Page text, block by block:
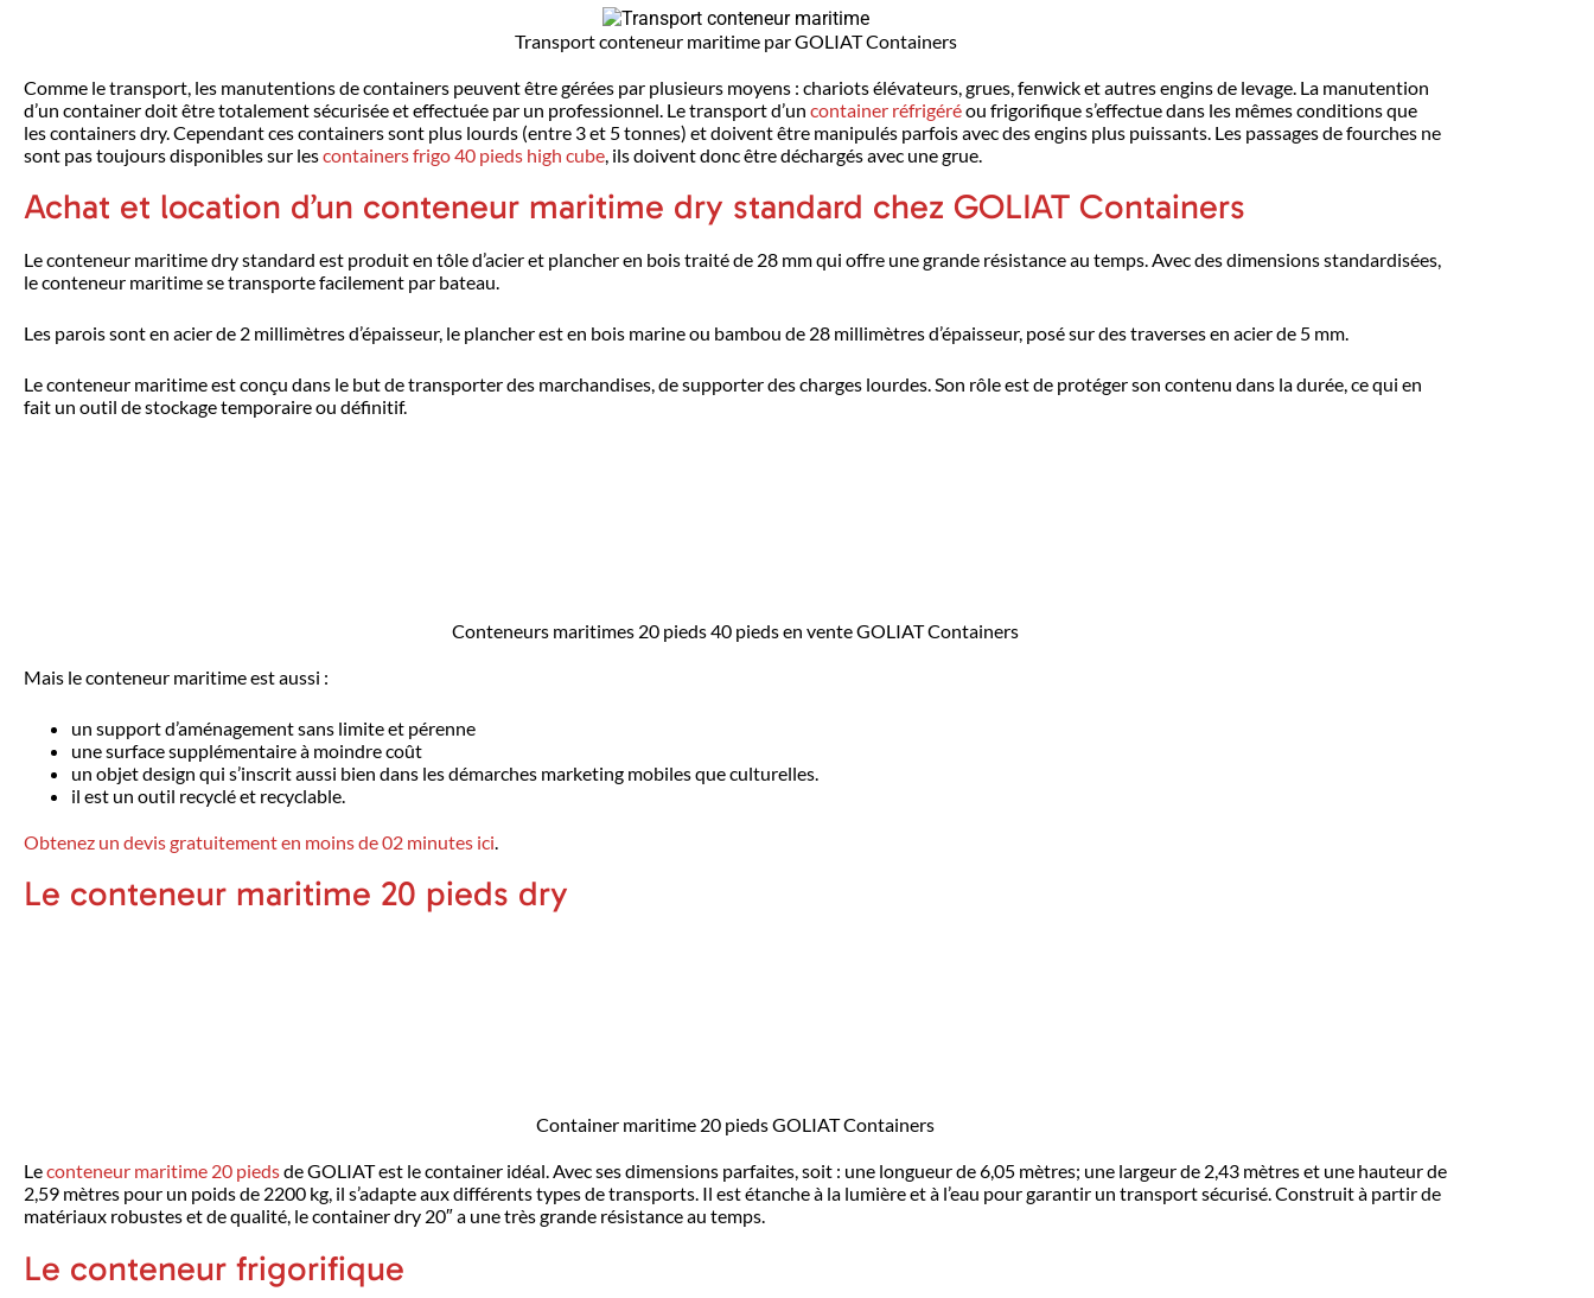
Transport conteneur maritime par GOLIAT Containers
Comme le transport, les manutentions de containers peuvent être gérées par plusieurs moyens : chariots élévateurs, grues, fenwick et autres engins de levage. La manutention
d’un container doit être totalement sécurisée et effectuée par un professionnel. Le transport d’un container réfrigéréou frigorifique s’effectue dans les mêmes conditions que
les containers dry. Cependant ces containers sont plus lourds (entre 3 et 5 tonnes) et doivent être manipulés parfois avec des engins plus puissants. Les passages de fourches ne
sont pas toujours disponibles sur lescontainers frigo 40 pieds high cube, ils doivent donc être déchargés avec une grue.
Achat et location d’un conteneur maritime dry standard chez GOLIAT Containers
Le conteneur maritime dry standard est produit en tôle d’acier et plancher en bois traité de 28 mm qui offre une grande résistance au temps. Avec des dimensions standardisées,
le conteneur maritime se transporte facilement par bateau.
Les parois sont en acier de 2 millimètres d’épaisseur, le plancher est en bois marine ou bambou de 28 millimètres d’épaisseur, posé sur des traverses en acier de 5 mm.
Le conteneur maritime est conçu dans le but de transporter des marchandises, de supporter des charges lourdes. Son rôle est de protéger son contenu dans la durée, ce qui en
fait un outil de stockage temporaire ou définitif.
Conteneurs maritimes 20 pieds 40 pieds en vente GOLIAT Containers
Mais le conteneur maritime est aussi :
un support d’aménagement sans limite et pérenne
une surface supplémentaire à moindre coût
un objet design qui s’inscrit aussi bien dans les démarches marketing mobiles que culturelles.
il est un outil recyclé et recyclable.
Obtenez un devis gratuitement en moins de 02 minutes ici.
Le conteneur maritime 20 pieds dry
Container maritime 20 pieds GOLIAT Containers
Leconteneur maritime 20 piedsde GOLIAT est le container idéal. Avec ses dimensions parfaites, soit : une longueur de 6,05 mètres; une largeur de 2,43 mètres et une hauteur de
2,59 mètres pour un poids de 2200 kg, il s’adapte aux différents types de transports. Il est étanche à la lumière et à l’eau pour garantir un transport sécurisé. Construit à partir de
matériaux robustes et de qualité, le container dry 20″ a une très grande résistance au temps.
Le conteneur frigorifique